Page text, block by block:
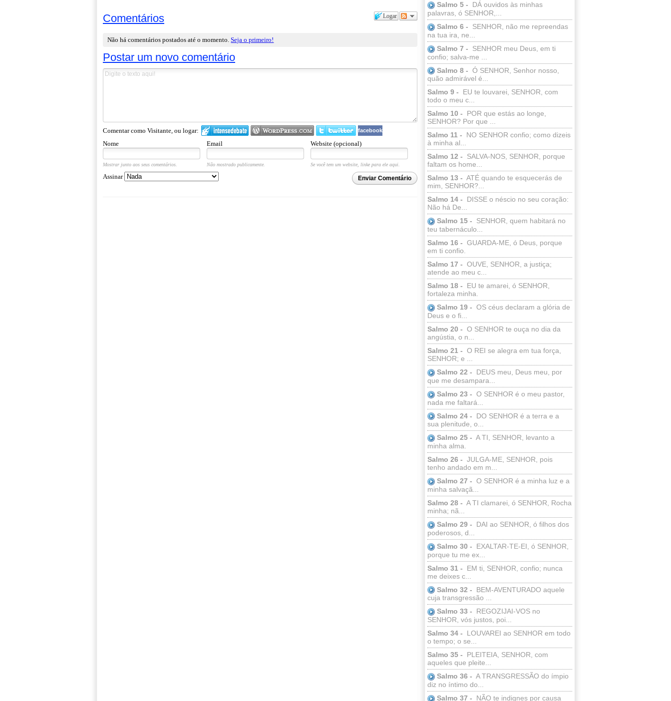
Salmo 5 -
DÁ ouvidos às minhas
palavras, ó SENHOR,...
Salmo 6 -
SENHOR, não me repreendas
na tua ira, ne...
Salmo 7 -
SENHOR meu Deus, em ti
confio; salva-me ...
Salmo 8 - Ó SENHOR, Senhor nosso,
quão admirável é...
Salmo 9 -
EU te louvarei, SENHOR, com
todo o meu c...
Salmo 10 -
POR que estás ao longe,
SENHOR? Por que ...
Salmo 11 -
NO SENHOR confio; como dizeis
à minha al...
Salmo 12 -
SALVA-NOS, SENHOR, porque
faltam os home...
Salmo 13 - ATÉ quando te esquecerás de
mim, SENHOR?...
Salmo 14 -
DISSE o néscio no seu coração:
Não há De...
Salmo 15 -
SENHOR, quem habitará no
teu tabernáculo...
Salmo 16 - GUARDA-ME, ó Deus, porque
em ti confio.
Salmo 17 - OUVE, SENHOR, a justiça;
atende ao meu c...
Salmo 18 -
EU te amarei, ó SENHOR,
fortaleza minha.
Salmo 19 - OS céus declaram a glória de
Deus e o fi...
Salmo 20 - O SENHOR te ouça no dia da
angústia, o n...
Salmo 21 - O REI se alegra em tua força,
SENHOR; e ...
Salmo 22 -
DEUS meu, Deus meu, por
que me desampara...
Salmo 23 - O SENHOR é o meu pastor,
nada me faltará...
Salmo 24 -
DO SENHOR é a terra e a
sua plenitude, o...
Salmo 25 - A TI, SENHOR, levanto a
minha alma.
Salmo 26 - JULGA-ME, SENHOR, pois
tenho andado em m...
Salmo 27 - O SENHOR é a minha luz e a
minha salvaçã...
Salmo 28 - A TI clamarei, ó SENHOR, Rocha
minha; nã...
Salmo 29 -
DAI ao SENHOR, ó filhos dos
poderosos, d...
Salmo 30 -
EXALTAR-TE-EI, ó SENHOR,
porque tu me ex...
Salmo 31 -
EM ti, SENHOR, confio; nunca
me deixes c...
Salmo 32 -
BEM-AVENTURADO aquele
cuja transgressão ...
Salmo 33 -
REGOZIJAI-VOS no
SENHOR, vós justos, poi...
Salmo 34 -
LOUVAREI ao SENHOR em todo
o tempo; o se...
Salmo 35 -
PLEITEIA, SENHOR, com
aqueles que pleite...
Salmo 36 - A TRANSGRESSÃO do ímpio
diz no íntimo do...
Salmo 37 -
NÃO te indignes por causa
Logar
Comentários
Não há comentários postados até o momento.Seja o primeiro!
Postar um novo comentário
Comentar como Visitante, ou logar: facebook
Nome Email Website (opcional)
Mostrar junto aos seus comentários. Não mostrado publicamente. Se você tem um website, linke para ele aqui.
Enviar Comentário
Assinar